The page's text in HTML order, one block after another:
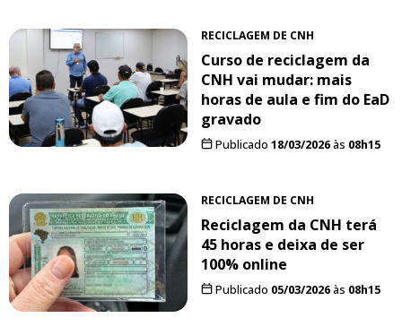
RECICLAGEM DE CNH
Curso de reciclagem da
CNH vai mudar: mais
horas de aula e fim do EaD
gravado
Publicado 18/03/2026às 08h15
RECICLAGEM DE CNH
Reciclagem da CNH terá
45 horas e deixa de ser
100% online
Publicado 05/03/2026às 08h15